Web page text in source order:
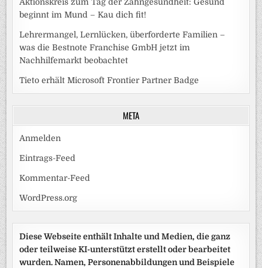
Aktionskreis zum Tag der Zahngesundheit: Gesund
beginnt im Mund – Kau dich fit!
Lehrermangel, Lernlücken, überforderte Familien –
was die Bestnote Franchise GmbH jetzt im
Nachhilfemarkt beobachtet
Tieto erhält Microsoft Frontier Partner Badge
META
Anmelden
Eintrags-Feed
Kommentar-Feed
WordPress.org
Diese Webseite enthält Inhalte und Medien, die ganz
oder teilweise KI-unterstützt erstellt oder bearbeitet
wurden. Namen, Personenabbildungen und Beispiele